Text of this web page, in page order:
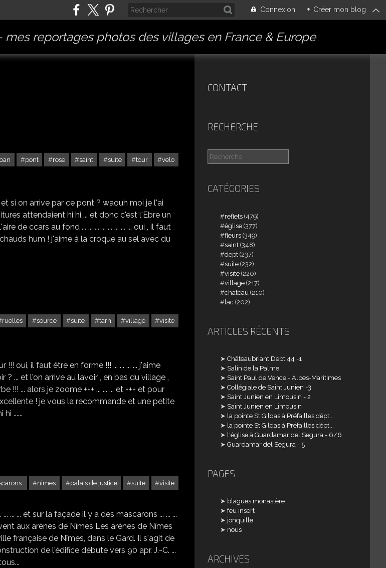
Connexion + Créer mon blog
mes reportages photos des villages en France & Europe
pont rose saint suite tour velo
si on arrive par ce pont ? waouh moi je l'ai
attendaient hi hi ... et donc c'est l'Ebre un
de ccars au fond ... ... ... ... ... ... ... ... oui , il faut
hum ! j'aime à la croque au sel avec du
ruelles source suite tarn village
visite
oui, il faut être en forme !!! ... ... ... ... j'aime
? ... et l'on arrive au lavoir , en bas du village ,
!!! ... alors je zoome +++ ... ... ... et +++ et pour
! je vous la recommande et une petite
......
nimes palais de justice suite visite
NÎMES DANS LE GARD -2/3
... et sur la façade il y a des mascarons ... ... ...
aux arènes de Nîmes Les arènes de Nîmes
française de Nîmes, dans le Gard. Il s'agit de
de l'édifice débute vers 90 apr. J.-C. ...
CONTACT
RECHERCHE
CATÉGORIES
reflets (479)
église (377)
fleurs (349)
saint (348)
dept (237)
suite (232)
visite (220)
village (217)
chateau (210)
lac (202)
ARTICLES RÉCENTS
Châteaubriant Dept 44 -1
Salin de la Palme
Saint Paul de Vence - Alpes-Maritimes
Collégiale de Saint Junien -3
Saint Junien en Limousin - 2
Saint Junien en Limousin
la pointe St Gildas à Préfailles dépt...
la pointe St Gildas à Préfailles dépt...
l'église à Guardamar del Segura - 6/6
Guardamar del Segura - 5
PAGES
blagues monastère
feu insert
jonquille
nous
ARCHIVES